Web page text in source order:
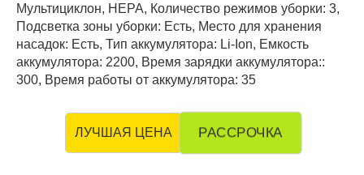
Мультициклон, HEPA, Количество режимов уборки: 3,
Подсветка зоны уборки: Есть, Место для хранения
насадок: Есть, Тип аккумулятора: Li-Ion, Емкость
аккумулятора: 2200, Время зарядки аккумулятора::
300, Время работы от аккумулятора: 35
ЛУЧШАЯ ЦЕНА РАССРОЧКА